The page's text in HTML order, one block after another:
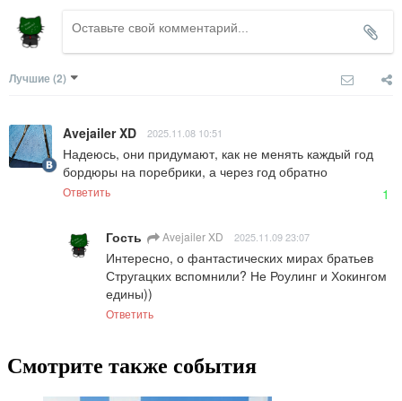
Лучшие (2)
Avejailer XD 2025.11.08 10:51
Надеюсь, они придумают, как не менять каждый год
бордюры на поребрики, а через год обратно
Ответить 1
Гость Avejailer XD 2025.11.09 23:07
Интересно, о фантастических мирах братьев
Стругацких вспомнили? Не Роулинг и Хокингом
едины))
Ответить
Смотрите также события